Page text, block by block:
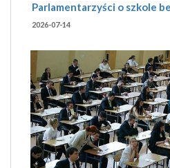
Parlamentarzyści o szkole
2026-07-14